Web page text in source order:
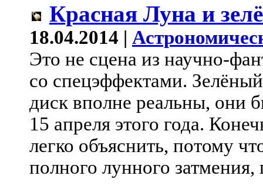
Красная Луна и
18.04.2014 |
Это не сцена из научно-
со спецэффектами.
диск вполне реальны, они
15 апреля этого года.
легко объяснить, потому
полного лунного